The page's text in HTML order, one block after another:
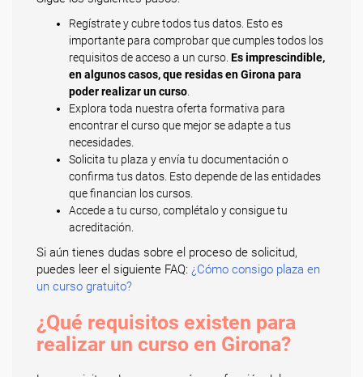
Regístrate y cubre todos tus datos. Esto es
importante para comprobar que cumples todos los
requisitos de acceso a un curso. Es imprescindible,
en algunos casos, que residas en Girona para
poder realizar un curso
Explora toda nuestra oferta formativa para
encontrar el curso que mejor se adapte a tus
necesidades.
Solicita tu plaza y envía tu documentación o
confirma tus datos. Esto depende de las entidades
que financian los cursos.
Accede a tu curso, complétalo y consigue tu
acreditación.
Si aún tienes dudas sobre el proceso de solicitud,
puedes leer el siguiente FAQ: ¿Cómo consigo plaza en
un curso gratuito?
¿Qué requisitos existen para
realizar un curso en Girona?